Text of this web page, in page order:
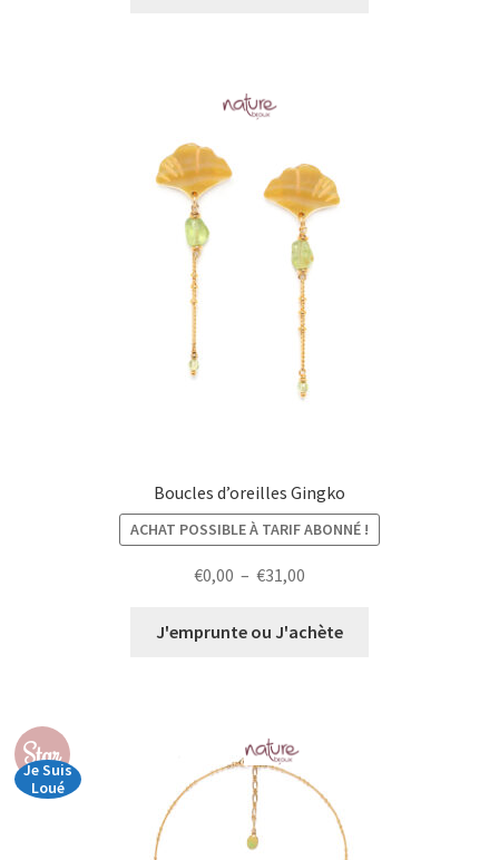
Boucles d’oreilles Gingko
ACHAT POSSIBLE À TARIF ABONNÉ !
€0,00 – €31,00
prix :
J'emprunte ou J'achète
Star
Je Suis
Loué